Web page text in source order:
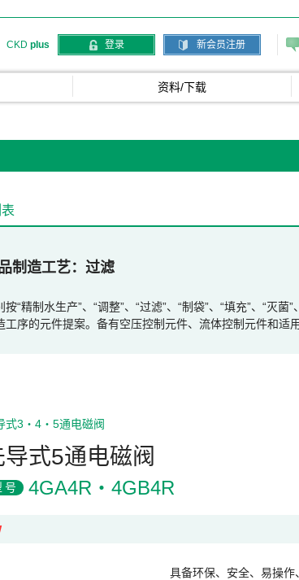
CKD plus 登录 新会员注册
资料/下载
制造工艺 过滤
按“精制水生产”、“调整”、“过滤”、“制袋”、“填充”、“灭
工序的元件提案。备有空压控制元件、流体控制元件和适
式3・4・5通电磁阀
导式5通电磁阀
号 4GA4R・4GB4R
具备环保、安全、易操作